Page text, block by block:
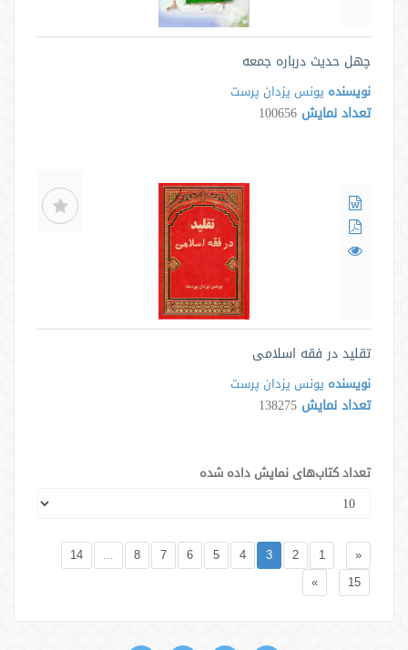
چهل حدیث درباره جمعه
نویسنده یونس یزدان پرست
تعداد نمایش 100656
تقلید در فقه اسلامی
نویسنده یونس یزدان پرست
تعداد نمایش 138275
تعداد کتاب‌های نمایش داده شده
«
1
2
3
4
5
6
7
8
...
14
15
»